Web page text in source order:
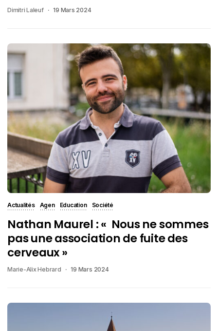
Dimitri Laleuf 19 Mars 2024
Actualités Agen Education Société
Nathan Maurel : « Nous ne sommes
pas une association de fuite des
cerveaux »
Marie-Alix Hebrard 19 Mars 2024